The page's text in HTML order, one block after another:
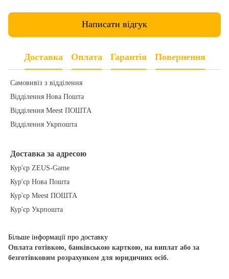
Написати відгук
Доставка Оплата Гарантія Повернення
Самовивіз з відділення
Відділення Нова Пошта
Відділення Meest ПОШТА
Відділення Укрпошта
Доставка за адресою
Кур'єр ZEUS-Game
Кур'єр Нова Пошта
Кур'єр Meest ПОШТА
Кур'єр Укрпошта
Більше інформації про доставку
Оплата готівкою, банківською карткою, на виплат або за
безготівковим розрахунком для юридичних осіб.